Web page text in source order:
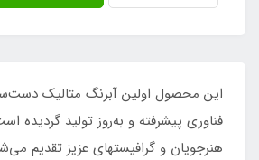
این محصول اولین آبرنگ متالیک
فناوری پیشرفته و به‌روز تولید گردیده
هنرجویان و گرافیستهای عزیز تقدیم